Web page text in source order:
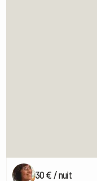
30 € / nuit